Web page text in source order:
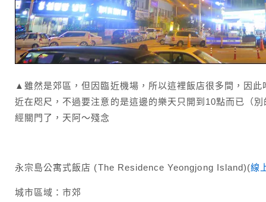
▲雖然是郊區，但因臨近機場，所以這裡飯店很多間，因
近在咫尺，不過要注意的是這邊的樂天只開到10點而已（
經關門了，天阿～殘念
永宗島公寓式飯店 (The Residence Yeongjong Island)(線
城市區域：市郊